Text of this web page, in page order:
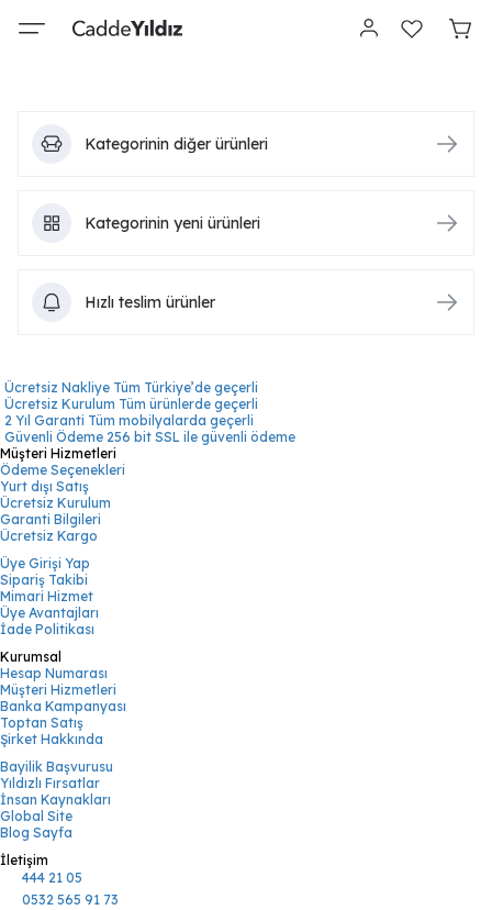
Kategorinin diğer ürünleri
Kategorinin yeni ürünleri
Hızlı teslim ürünler
Ücretsiz Nakliye Tüm Türkiye’de geçerli
Ücretsiz Kurulum Tüm ürünlerde geçerli
2 Yıl Garanti Tüm mobilyalarda geçerli
Güvenli Ödeme 256 bit SSL ile güvenli ödeme
Müşteri Hizmetleri
Ödeme Seçenekleri
Yurt dışı Satış
Ücretsiz Kurulum
Garanti Bilgileri
Ücretsiz Kargo
Üye Girişi Yap
Sipariş Takibi
Mimari Hizmet
Üye Avantajları
İade Politikası
Kurumsal
Hesap Numarası
Müşteri Hizmetleri
Banka Kampanyası
Toptan Satış
Şirket Hakkında
Bayilik Başvurusu
Yıldızlı Fırsatlar
İnsan Kaynakları
Global Site
Blog Sayfa
İletişim
444 21 05
0532 565 91 73